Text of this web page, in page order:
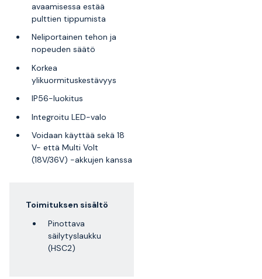
avaamisessa estää
pulttien tippumista
Neliportainen tehon ja
nopeuden säätö
Korkea
ylikuormituskestävyys
IP56-luokitus
Integroitu LED-valo
Voidaan käyttää sekä 18
V- että Multi Volt
(18V/36V) -akkujen kanssa
Toimituksen sisältö
Pinottava
säilytyslaukku
(HSC2)